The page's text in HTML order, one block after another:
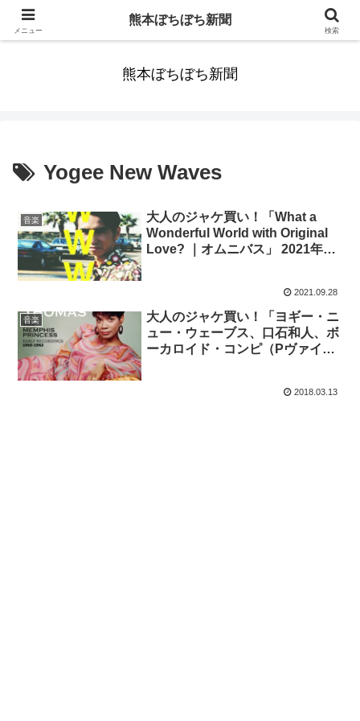
みんなまだ気づかずすごしていたんだわ。ずっといっしょに歩いてゆけるっ
熊本ぼちぼち新聞
Yogee New Waves
音楽
大人のジャケ買い！「What a
Wonderful World with Original
Love? ｜オムニバス」 2021年10
2021.09.28
音楽
大人のジャケ買い！「ヨギー・ニ
ュー・ウェーブス、口石和人、ボ
ーカロイド・コンピ（Pヴァイ
2018.03.13
メニュー
熊本ぼちぼち新聞
検索